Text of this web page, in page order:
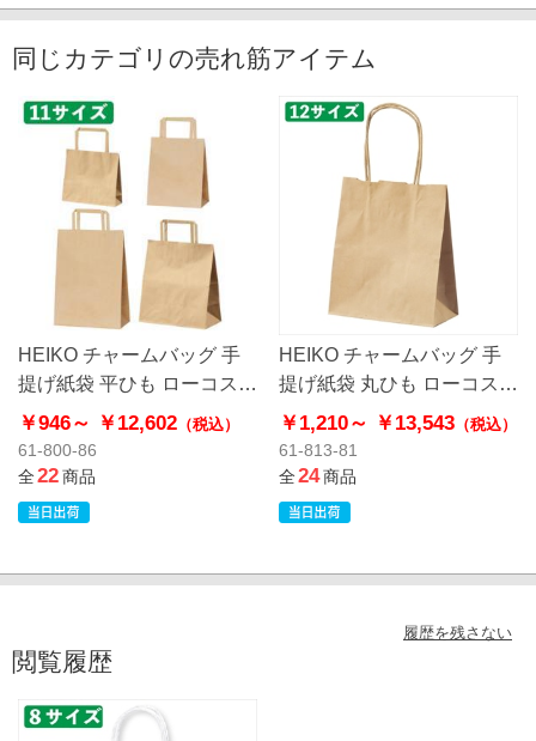
同じカテゴリの売れ筋アイテム
HEIKO チャームバッグ 手
提げ紙袋 平ひも ローコスト
タイプ 茶無地
￥946～ ￥12,602 （税込）
61-800-86
全22商品
HEIKO チャームバッグ 手
提げ紙袋 丸ひも ローコスト
タイプ 茶無地
￥1,210～ ￥13,543（税込）
61-813-81
全24商品
履歴を残さない
閲覧履歴